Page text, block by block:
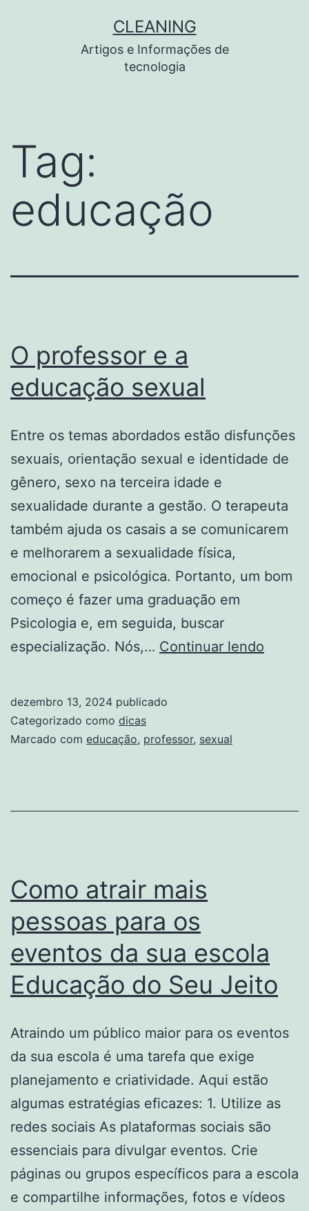
CLEANING
Artigos e Informações de
tecnologia
Tag:
educação
O professor e a
educação sexual
Entre os temas abordados estão disfunções
sexuais, orientação sexual e identidade de
gênero, sexo na terceira idade e
sexualidade durante a gestão. O terapeuta
também ajuda os casais a se comunicarem
e melhorarem a sexualidade física,
emocional e psicológica. Portanto, um bom
começo é fazer uma graduação em
Psicologia e, em seguida, buscar
especialização. Nós,… Continuar lendo
dezembro 13, 2024 publicado
Categorizado como dicas
Marcado com educação, professor, sexual
Como atrair mais
pessoas para os
eventos da sua escola
Educação do Seu Jeito
Atraindo um público maior para os eventos
da sua escola é uma tarefa que exige
planejamento e criatividade. Aqui estão
algumas estratégias eficazes: 1. Utilize as
redes sociais As plataformas sociais são
essenciais para divulgar eventos. Crie
páginas ou grupos específicos para a escola
e compartilhe informações, fotos e vídeos